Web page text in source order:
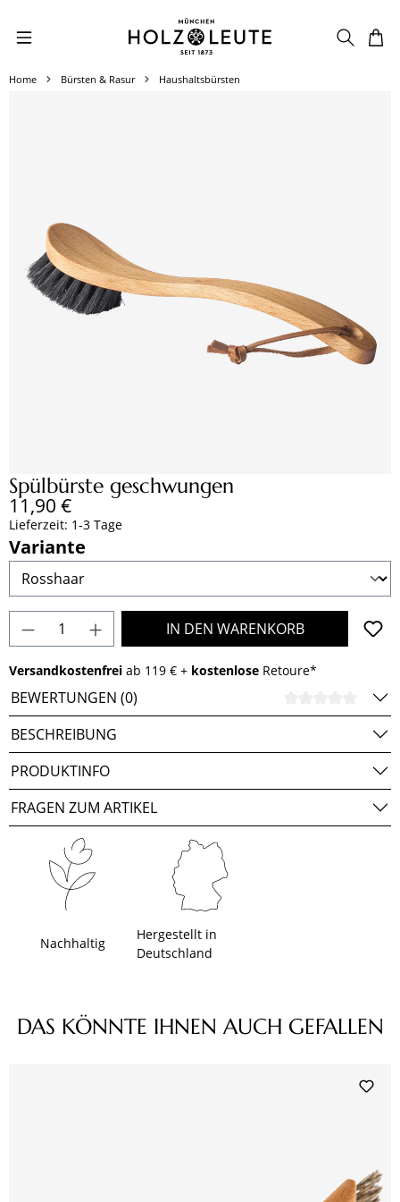
Zum Hauptinhalt springen
Home Bürsten & Rasur Haushaltsbürsten
Spülbürste geschwungen
Regulärer Preis:
11,90 €
Lieferzeit: 1-3 Tage
Variante
Produkt Anzahl: Gib den gewünschten
IN DEN WARENKORB
Versandkostenfrei ab 119 € + kostenlose Retoure*
BEWERTUNGEN (0)
BESCHREIBUNG
PRODUKTINFO
FRAGEN ZUM ARTIKEL
Nachhaltig
Hergestellt in
Deutschland
Produktgalerie überspringen
DAS KÖNNTE IHNEN AUCH GEFALLEN